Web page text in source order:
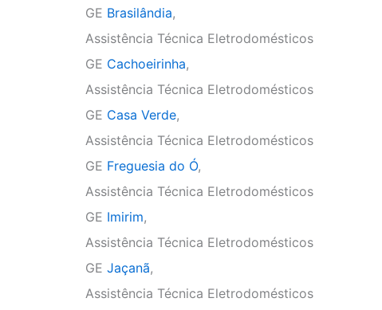
GE Brasilândia,
Assistência Técnica Eletrodomésticos
GE Cachoeirinha,
Assistência Técnica Eletrodomésticos
GE Casa Verde,
Assistência Técnica Eletrodomésticos
GE Freguesia do Ó,
Assistência Técnica Eletrodomésticos
GE Imirim,
Assistência Técnica Eletrodomésticos
GE Jaçanã,
Assistência Técnica Eletrodomésticos